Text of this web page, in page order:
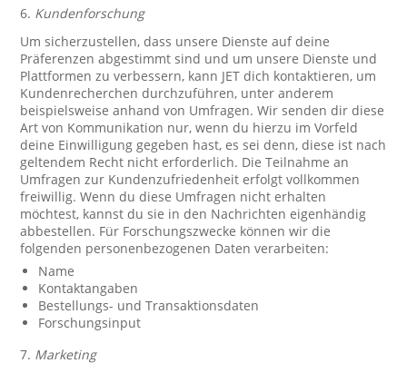
6. Kundenforschung
Um sicherzustellen, dass unsere Dienste auf deine
Präferenzen abgestimmt sind und um unsere Dienste und
Plattformen zu verbessern, kann JET dich kontaktieren, um
Kundenrecherchen durchzuführen, unter anderem
beispielsweise anhand von Umfragen. Wir senden dir diese
Art von Kommunikation nur, wenn du hierzu im Vorfeld
deine Einwilligung gegeben hast, es sei denn, diese ist nach
geltendem Recht nicht erforderlich. Die Teilnahme an
Umfragen zur Kundenzufriedenheit erfolgt vollkommen
freiwillig. Wenn du diese Umfragen nicht erhalten
möchtest, kannst du sie in den Nachrichten eigenhändig
abbestellen. Für Forschungszwecke können wir die
folgenden personenbezogenen Daten verarbeiten:
Name
Kontaktangaben
Bestellungs- und Transaktionsdaten
Forschungsinput
7. Marketing